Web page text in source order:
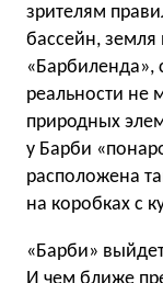
зрителям
бассейн, земля
«Барбиленда»,
реальности не
природных
у Барби
расположена
на коробках с
«Барби»